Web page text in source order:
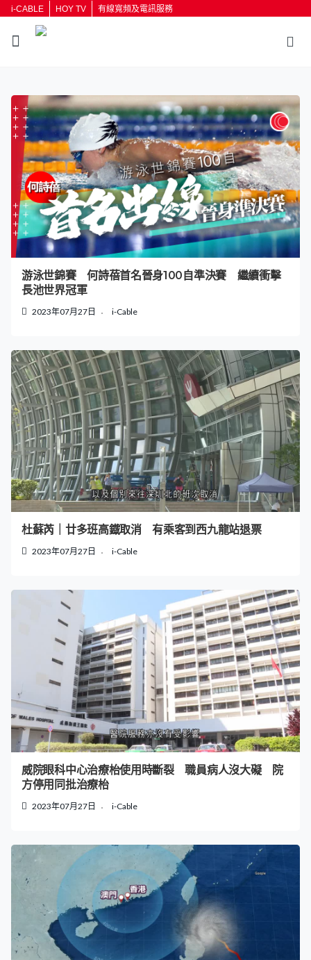
i-CABLE HOY TV 有線寬頻及電訊服務
游泳世錦賽 何詩蓓首名晉身100自準決賽 繼續衝擊
長池世界冠軍
2023年07月27日 i-Cable
杜蘇芮｜廿多班高鐡取消 有乘客到西九龍站退票
2023年07月27日 i-Cable
威院眼科中心治療枱使用時斷裂 職員病人沒大礙 院
方停用同批治療枱
2023年07月27日 i-Cable